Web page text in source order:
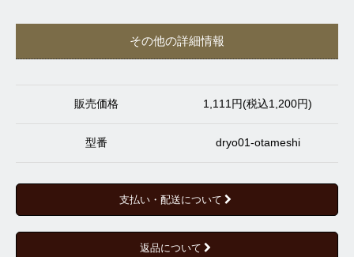
その他の詳細情報
販売価格 1,111円(税込1,200円)
型番 dryo01-otameshi
支払い・配送について
返品について